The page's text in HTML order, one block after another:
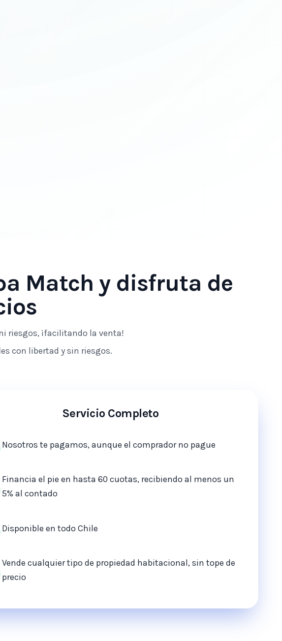
Match y disfruta de
riesgos, ¡facilitando la venta!
con libertad y sin riesgos.
Servicio Completo
Nosotros te pagamos, aunque el comprador no pague
Financia el pie en hasta 60 cuotas, recibiendo al menos un
5% al contado
Disponible en todo Chile
Vende cualquier tipo de propiedad habitacional, sin tope de
precio